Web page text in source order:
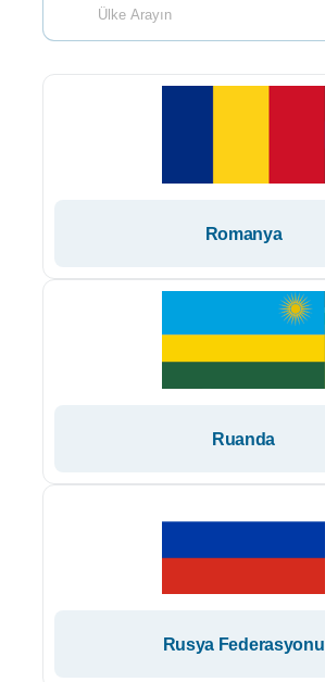
Romanya
Ruanda
Rusya Federasyonu